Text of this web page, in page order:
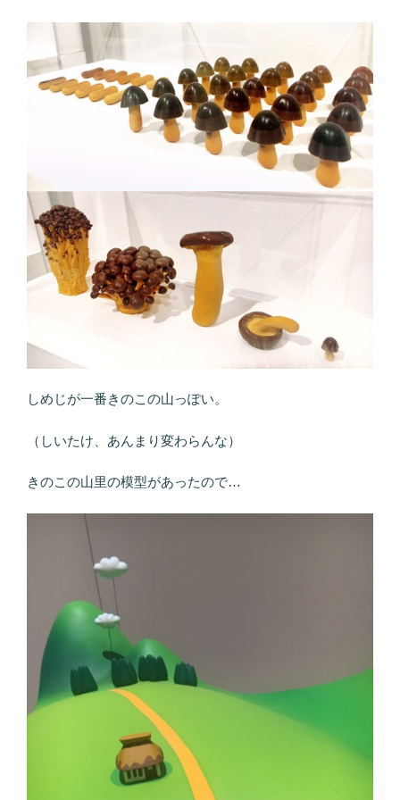
しめじが一番きのこの山っぽい。
（しいたけ、あんまり変わらんな）
きのこの山里の模型があったので…